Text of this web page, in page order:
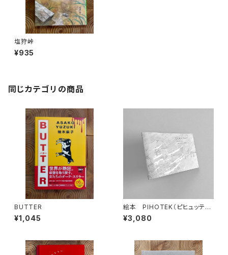
塩狩峠
¥935
同じカテゴリの商品
BUTTER
¥1,045
絵本 PIHOTEK（ピヒュッティ）
北極を風と歩く
¥3,080